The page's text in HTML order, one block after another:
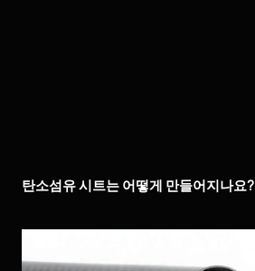
탄소섬유 시트는 어떻게 만들어지나요?